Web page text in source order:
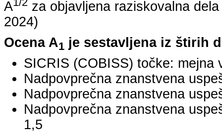
A
za objavljena raziskovalna
2024)
Ocena A1 je sestavljena iz štirih
SICRIS (COBISS) točke: mejna
Nadpovprečna znanstvena
Nadpovprečna znanstvena
Nadpovprečna znanstvena
1,5